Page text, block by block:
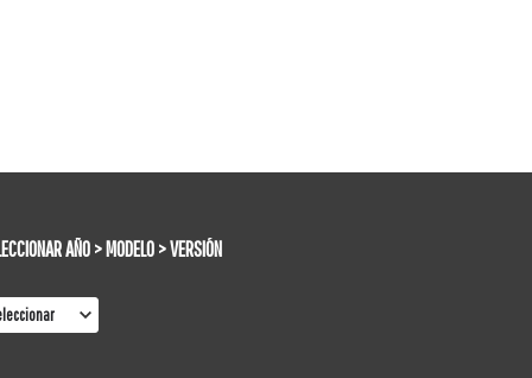
AÑO > MODELO > VERSIÓN